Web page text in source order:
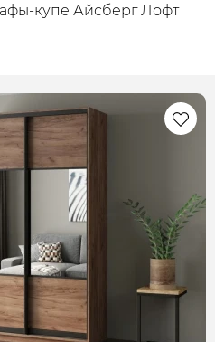
купе Айсберг Лофт